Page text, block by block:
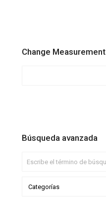
Change Measurement
Búsqueda avanzada
Categorías